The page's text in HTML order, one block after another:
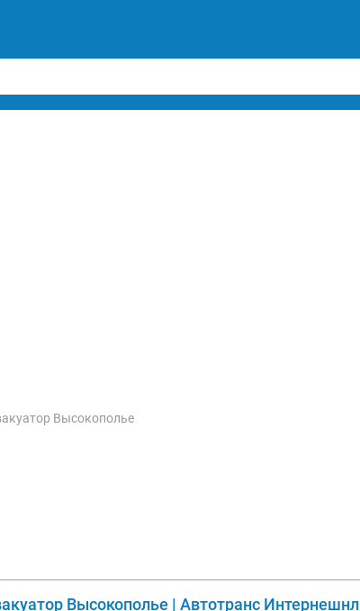
Высокополье
Высокополье | Автотранс Интернешнл